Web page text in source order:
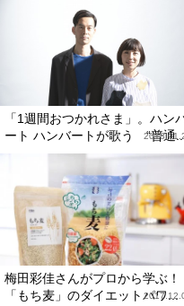
「1週間おつかれさま」。ハン
ート ハンバートが歌う “普通
梅田彩佳さんがプロから学ぶ
「もち麦」のダイエットパワ...